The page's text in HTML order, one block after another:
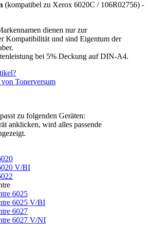
(kompatibel zu Xerox 6020C / 106R02756) -
dienen nur zur
Kompatibilität und sind Eigentum der
bei 5% Deckung auf DIN-A4.
Tonerversum
zu folgenden Geräten:
anklicken, wird alles passende
V/BI
6025
6025 V/BI
6027
6027 V/NI